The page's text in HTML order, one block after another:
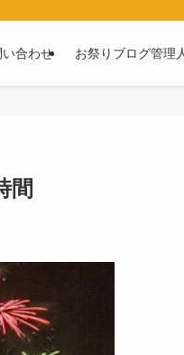
い合わせ お祭りブログ管理
間